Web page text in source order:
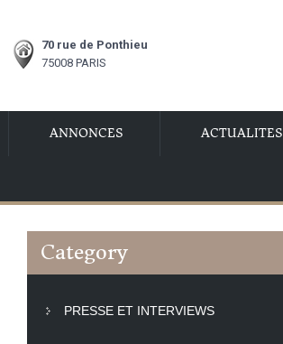
70 rue de Ponthieu
75008 PARIS
ANNONCES ACTUALITES
Category
PRESSE ET INTERVIEWS